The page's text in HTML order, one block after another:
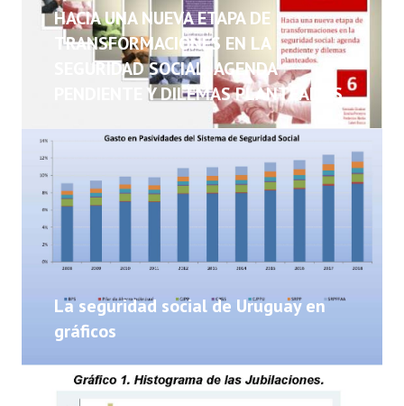
NOTICIAS
HACIA UNA NUEVA ETAPA DE
TRANSFORMACIONES EN LA
SEGURIDAD SOCIAL: AGENDA
PENDIENTE Y DILEMAS PLANTEADOS
La seguridad social de Uruguay en
gráficos